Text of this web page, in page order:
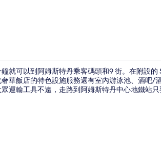
就可以到阿姆斯特丹乘客碼頭和9 街。在附設的
華飯店的特色設施服務還有室內游泳池、酒吧/
運輸工具不遠，走路到阿姆斯特丹中心地鐵站